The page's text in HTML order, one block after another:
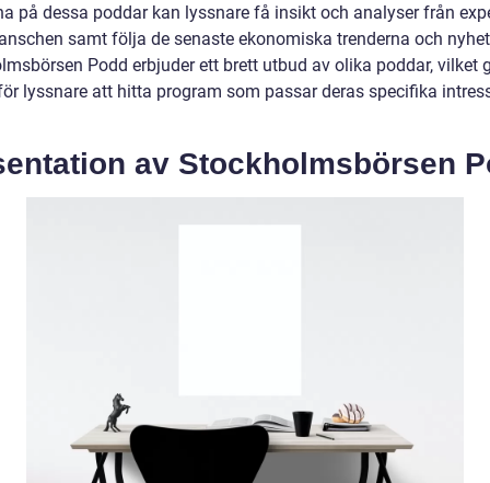
på dessa poddar kan lyssnare få insikt och analyser från
samt följa de senaste ekonomiska trenderna och
Podd erbjuder ett brett utbud av olika poddar, vilket
lyssnare att hitta program som passar deras specifika
av Stockholmsbörsen